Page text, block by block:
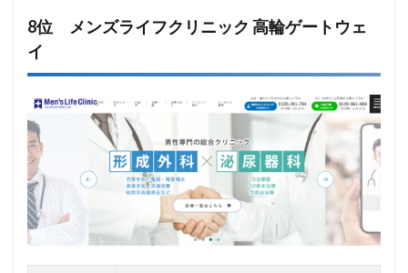
8位 メンズライフクリニック 高輪ゲートウェ
イ